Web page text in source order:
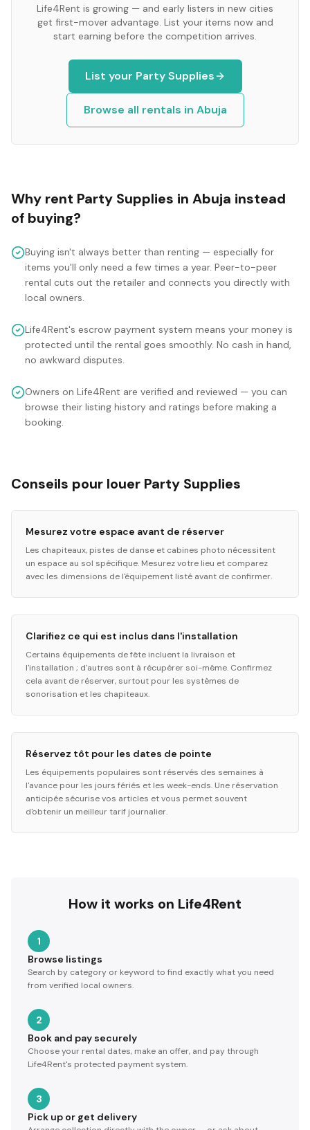
Life4Rent is growing — and early listers in new cities
get first-mover advantage. List your items now and
start earning before the competition arrives.
List your Party Supplies
Browse all rentals in Abuja
Why rent Party Supplies in Abuja instead
of buying?
Buying isn't always better than renting — especially for
items you'll only need a few times a year. Peer-to-peer
rental cuts out the retailer and connects you directly with
local owners.
Life4Rent's escrow payment system means your money is
protected until the rental goes smoothly. No cash in hand,
no awkward disputes.
Owners on Life4Rent are verified and reviewed — you can
browse their listing history and ratings before making a
booking.
Conseils pour louer Party Supplies
Mesurez votre espace avant de réserver
Les chapiteaux, pistes de danse et cabines photo nécessitent
un espace au sol spécifique. Mesurez votre lieu et comparez
avec les dimensions de l'équipement listé avant de confirmer.
Clarifiez ce qui est inclus dans l'installation
Certains équipements de fête incluent la livraison et
l'installation ; d'autres sont à récupérer soi-même. Confirmez
cela avant de réserver, surtout pour les systèmes de
sonorisation et les chapiteaux.
Réservez tôt pour les dates de pointe
Les équipements populaires sont réservés des semaines à
l'avance pour les jours fériés et les week-ends. Une réservation
anticipée sécurise vos articles et vous permet souvent
d'obtenir un meilleur tarif journalier.
How it works on Life4Rent
1
Browse listings
Search by category or keyword to find exactly what you need
from verified local owners.
2
Book and pay securely
Choose your rental dates, make an offer, and pay through
Life4Rent's protected payment system.
3
Pick up or get delivery